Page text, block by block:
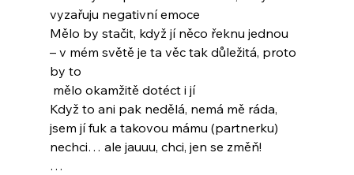
vyzařuju negativní emoce
Mělo by stačit, když jí něco řeknu jednou
– v mém světě je ta věc tak důležitá, proto
by to
mělo okamžitě dotéct i jí
Když to ani pak nedělá, nemá mě ráda,
jsem jí fuk a takovou mámu (partnerku)
nechci… ale jauuu, chci, jen se změň!
…